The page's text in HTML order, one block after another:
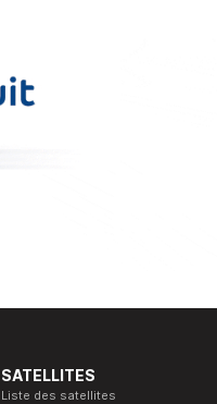
SATELLITES
Liste des satellites